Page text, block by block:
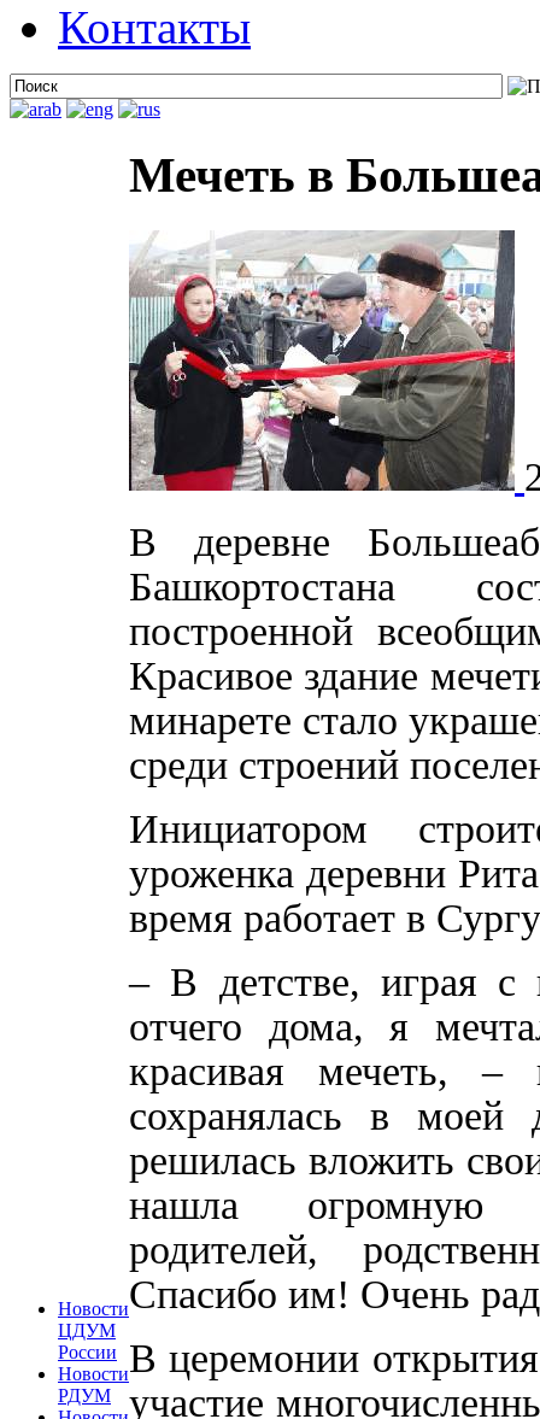
Контакты
Новости
ЦДУМ
России
Новости
РДУМ
Мечеть в
В деревне
Башкортостана
построенной
Красивое здание
минарете стало
среди строений
Инициатором
уроженка деревни
время работает в
– В детстве, играя с
отчего дома, я
красивая мечеть,
сохранялась в
решилась вложить
нашла огромную
родителей,
Спасибо им! Очень
В церемонии
участие